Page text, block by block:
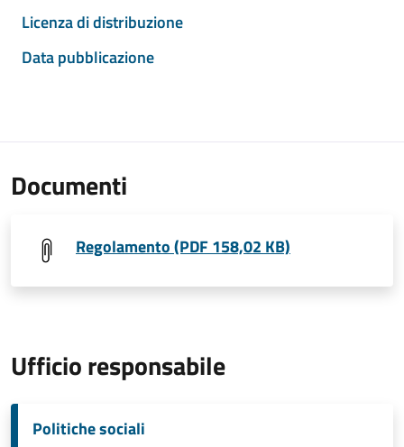
Licenza di distribuzione
Data pubblicazione
Documenti
Regolamento (PDF 158,02 KB)
Ufficio responsabile
Politiche sociali